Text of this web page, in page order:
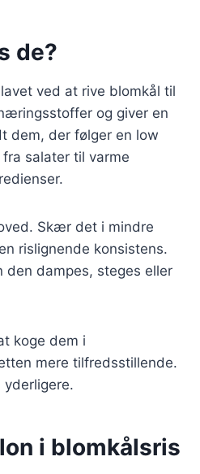
de?
ved at rive blomkål til
og giver en
dem, der følger en low
salater til varme
Skær det i mindre
rislignende konsistens.
den dampes, steges eller
koge dem i
mere tilfredsstillende.
i blomkålsris